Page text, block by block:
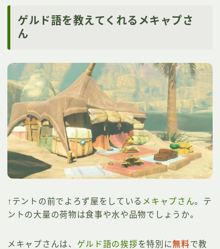
ゲルド語を教えてくれるメキャプさ
ん
↑テントの前でよろず屋をしている メキャプさん。テ
ントの大量の荷物は食事や水や品物でしょうか。
メキャプさんは、 ゲルド語の挨拶を特別に無料で教